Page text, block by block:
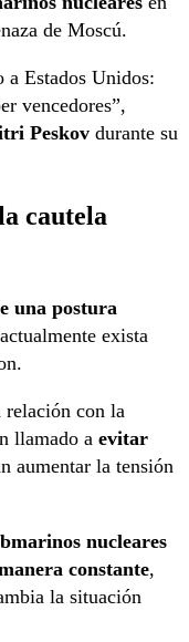
de Moscú.
a Estados Unidos:
vencedores”,
Peskov durante su
cautela
una postura
exista
relación con la
llamado a evitar
aumentar la tensión
nucleares
constante,
la situación